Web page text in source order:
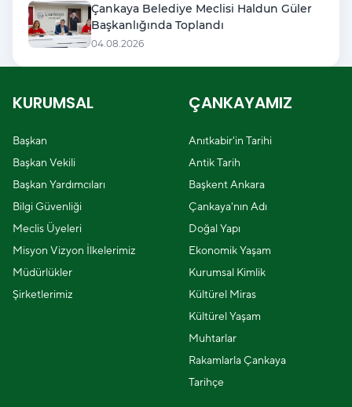
Çankaya Belediye Meclisi Haldun Güler
Başkanlığında Toplandı
04.08.2026
KURUMSAL
Başkan
Başkan Vekili
Başkan Yardımcıları
Bilgi Güvenliği
Meclis Üyeleri
Misyon Vizyon İlkelerimiz
Müdürlükler
Şirketlerimiz
ÇANKAYAMIZ
Anıtkabir'in Tarihi
Antik Tarih
Başkent Ankara
Çankaya'nın Adı
Doğal Yapı
Ekonomik Yaşam
Kurumsal Kimlik
Kültürel Miras
Kültürel Yaşam
Muhtarlar
Rakamlarla Çankaya
Tarihçe